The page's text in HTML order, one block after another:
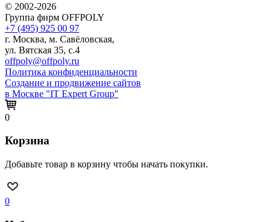
© 2002-2026
Группа фирм OFFPOLY
+7 (495) 925 00 97
г. Москва, м. Савёловская,
ул. Вятская 35, с.4
offpoly@offpoly.ru
Политика конфиденциальности
Создание и продвижение сайтов
в Москве "IT Expert Group"
0
Корзина
Добавьте товар в корзину чтобы начать покупки.
0